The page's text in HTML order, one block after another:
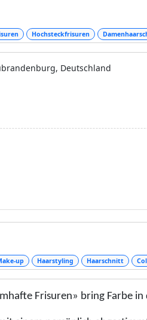
Hochsteckfrisuren
Deutschland
up Haarstyling Haarschnitt
Frisuren» bring Farbe in